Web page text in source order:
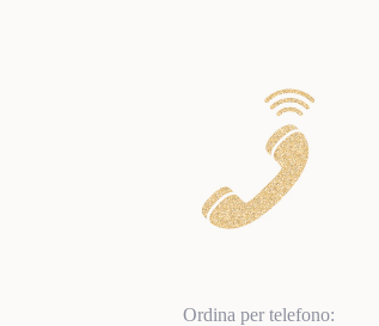
Ordina per telefono: